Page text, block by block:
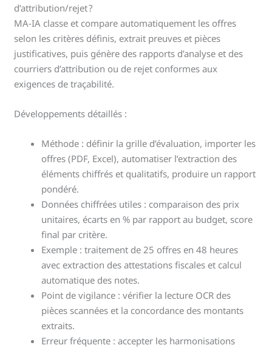
d’attribution/rejet ?
MA-IA classe et compare automatiquement les offres
selon les critères définis, extrait preuves et pièces
justificatives, puis génère des rapports d’analyse et des
courriers d’attribution ou de rejet conformes aux
exigences de traçabilité.
Développements détaillés :
Méthode : définir la grille d’évaluation, importer les
offres (PDF, Excel), automatiser l’extraction des
éléments chiffrés et qualitatifs, produire un rapport
pondéré.
Données chiffrées utiles : comparaison des prix
unitaires, écarts en % par rapport au budget, score
final par critère.
Exemple : traitement de 25 offres en 48 heures
avec extraction des attestations fiscales et calcul
automatique des notes.
Point de vigilance : vérifier la lecture OCR des
pièces scannées et la concordance des montants
extraits.
Erreur fréquente : accepter les harmonisations